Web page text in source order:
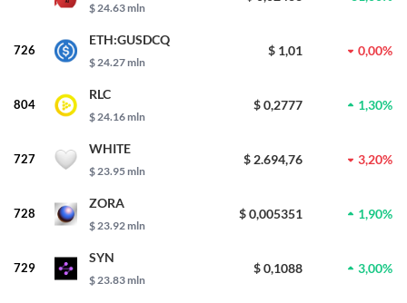
$ 24.63 mln
726
ETH:GUSDCQ
$ 24.27 mln
$ 1,01 0,00%
804
RLC
$ 24.16 mln
$ 0,2777 1,30%
727
WHITE
$ 23.95 mln
$ 2.694,76 3,20%
728
ZORA
$ 23.92 mln
$ 0,005351 1,90%
729
SYN
$ 23.83 mln
$ 0,1088 3,00%